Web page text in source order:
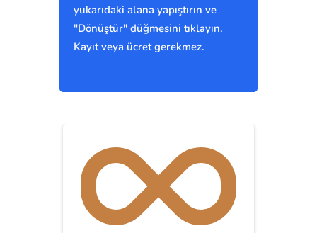
yukarıdaki alana yapıştırın ve
"Dönüştür" düğmesini tıklayın.
Kayıt veya ücret gerekmez.